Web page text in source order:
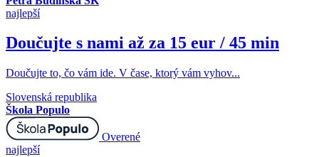
najlepší
Doučujte s nami až za 15 eur / 45 min
Doučujte to, čo vám ide. V čase, ktorý vám vyhov...
Slovenská republika
Škola Populo
Overené
najlepší